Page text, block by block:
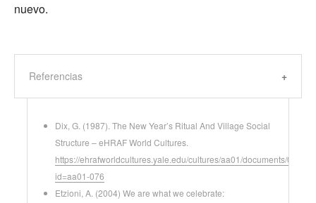
nuevo.
Referencias
Dix, G. (1987). The New Year’s Ritual And Village Social
Structure – eHRAF World Cultures.
https://ehrafworldcultures.yale.edu/cultures/aa01/documents/076?
id=aa01-076
Etzioni, A. (2004) We are what we celebrate: